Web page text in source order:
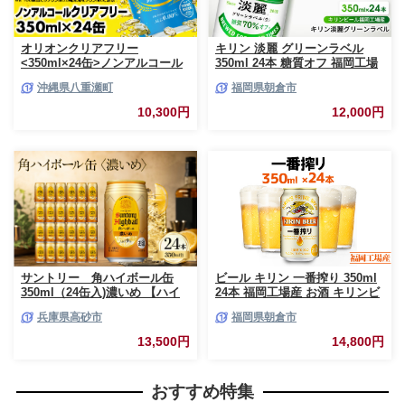
オリオンクリアフリー
<350ml×24缶>ノンアルコール
ン クリア フリー プリン体ゼロ
糖質ゼロ カロリーゼロ 爽快な
うまさ 炭酸 350ml 24缶 スッキ
八重瀬町【価格改定YF】
沖縄県八重瀬町
10,300円
キリン 淡麗 グリーンラベル
350ml 24本 糖質オフ 福岡工場
泡酒 送料無料 ギフト 内祝い ケ
福岡県朝倉市
12,000円
サントリー 角ハイボール缶
350ml（24缶入)濃いめ 【ハイ
庫県 高砂市 ふるさと納税】
兵庫県高砂市
13,500円
ビール キリン 一番搾り 350ml
24本 福岡工場産 お酒 キリンビ
内祝い ケース 一番搾り麦汁 麦
100％ すみきった味わい
福岡県朝倉市
14,800円
おすすめ特集